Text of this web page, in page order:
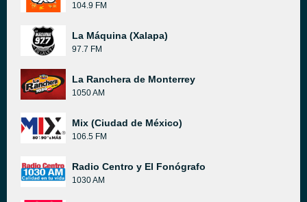
104.9 FM
La Máquina (Xalapa)
97.7 FM
La Ranchera de Monterrey
1050 AM
Mix (Ciudad de México)
106.5 FM
Radio Centro y El Fonógrafo
1030 AM